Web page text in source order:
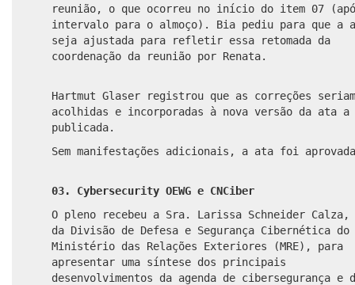
reunião, o que ocorreu no início do item 07
intervalo para o almoço). Bia pediu para que a
seja ajustada para refletir essa retomada da
coordenação da reunião por Renata.
Hartmut Glaser registrou que as correções seriam
acolhidas e incorporadas à nova versão da ata a
publicada.
Sem manifestações adicionais, a ata foi
03. Cybersecurity OEWG e CNCiber
O pleno recebeu a Sra. Larissa Schneider Calza,
da Divisão de Defesa e Segurança Cibernética do
Ministério das Relações Exteriores (MRE), para
apresentar uma síntese dos principais
desenvolvimentos da agenda de cibersegurança e